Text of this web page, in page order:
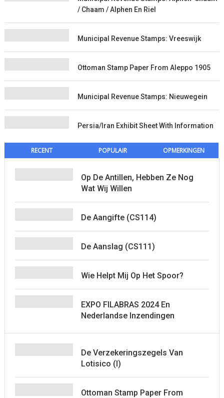
/ Chaam / Alphen En Riel
Municipal Revenue Stamps: Vreeswijk
Ottoman Stamp Paper From Aleppo 1905
Municipal Revenue Stamps: Nieuwegein
Persia/Iran Exhibit Sheet With Information
RECENT POPULAIR OPMERKINGEN
Op De Antillen, Hebben Ze Nog
Wat Wij Willen
De Aangifte (CS114)
De Aanslag (CS111)
Wie Helpt Mij Op Het Spoor?
EXPO FILABRAS 2024 En
Nederlandse Inzendingen
De Verzekeringszegels Van
Lotisico (I)
Ottoman Stamp Paper From